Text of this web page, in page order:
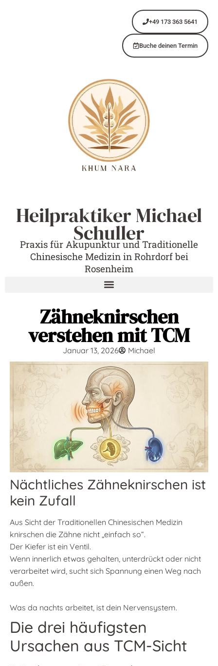
+49 173 363 5641
Buche deinen Termin
Heilpraktiker Michael
Schuller
Praxis für Akupunktur und Traditionelle
Chinesische Medizin in Rohrdorf bei
Rosenheim
Zähneknirschen
verstehen mit TCM
Januar 13, 2026 Michael
Nächtliches Zähneknirschen ist
kein Zufall
Aus Sicht der Traditionellen Chinesischen Medizin
knirschen die Zähne nicht „einfach so“.
Der Kiefer ist ein Ventil.
Wenn innerlich etwas gehalten, unterdrückt oder nicht
verarbeitet wird, sucht sich Spannung einen Weg nach
außen.
Was da nachts arbeitet, ist dein Nervensystem.
Die drei häufigsten
Ursachen aus TCM-Sicht